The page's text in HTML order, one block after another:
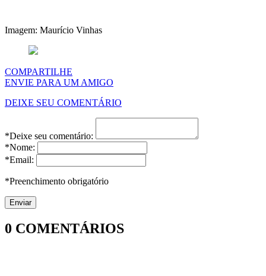
Imagem: Maurício Vinhas
COMPARTILHE
ENVIE PARA UM AMIGO
DEIXE SEU COMENTÁRIO
*Deixe seu comentário:
*Nome:
*Email:
*Preenchimento obrigatório
0 COMENTÁRIOS